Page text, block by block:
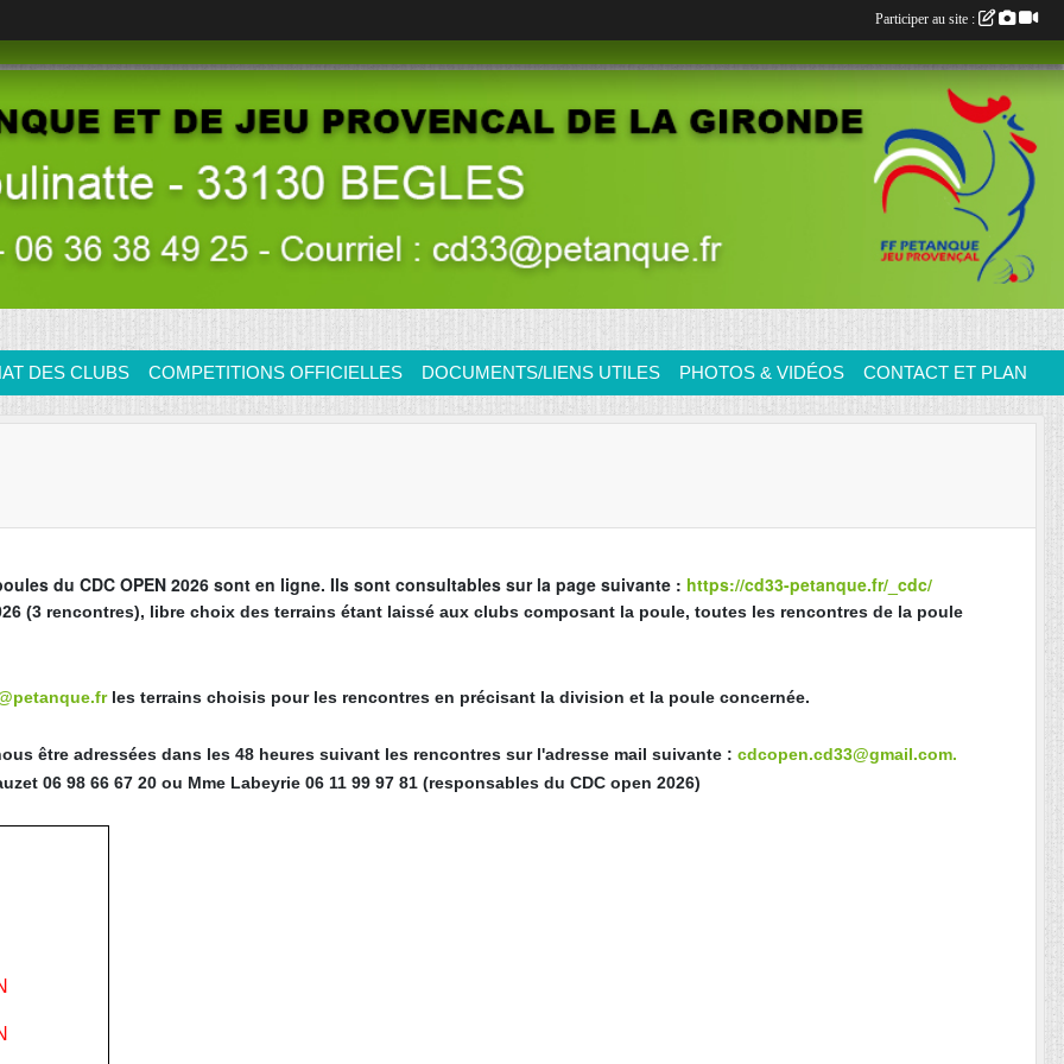
DES CLUBS COMPETITIONS OFFICIELLES DOCUMENTS/LIENS UTILES PHOTOS & VIDÉOS CONTACT ET PLAN
du CDC OPEN 2026 sont en ligne. Ils sont consultables sur la page suivante : https://cd33-petanque.fr/_cdc/
(3 rencontres), libre choix des terrains étant laissé aux clubs composant la poule, toutes les rencontres de la poule
les terrains choisis pour les rencontres en précisant la division et la poule concernée.
être adressées dans les 48 heures suivant les rencontres sur l'adresse mail suivante : cdcopen.cd33@gmail.com.
06 98 66 67 20 ou Mme Labeyrie 06 11 99 97 81 (responsables du CDC open 2026)
Participer au site :